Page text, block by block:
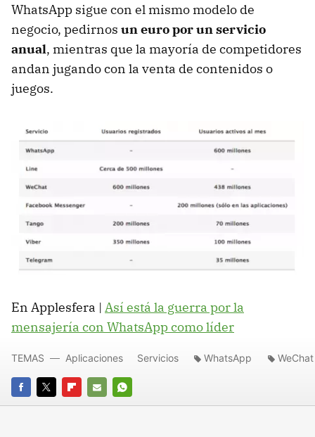
WhatsApp sigue con el mismo modelo de
negocio, pedirnos un euro por un servicio
anual, mientras que la mayoría de competidores
andan jugando con la venta de contenidos o
juegos.
En Applesfera | Así está la guerra por la
mensajería con WhatsApp como líder
FACEBOOK
TWITTERFLIPBOARD
E-
WHATSAPP
TEMAS Aplicaciones Servicios WhatsApp WeChat